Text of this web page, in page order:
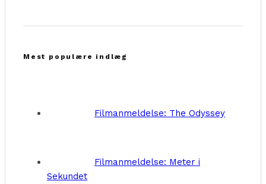
Mest populære indlæg
Filmanmeldelse: The Odyssey
Filmanmeldelse: Meter i
Sekundet